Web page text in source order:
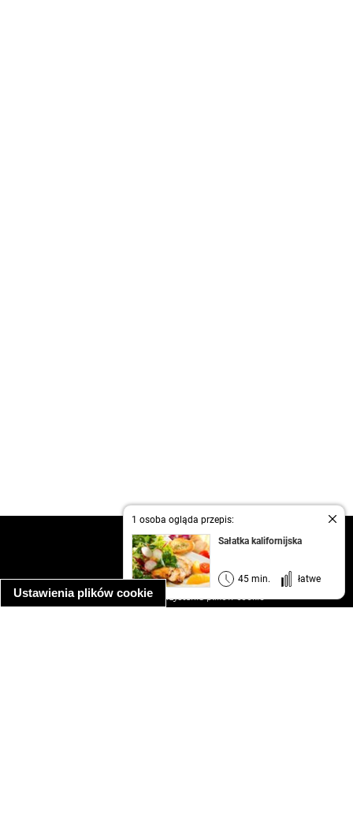
Ustawienia plików cookie
1 osoba ogląda przepis:
Sałatka kalifornijska
45 min. łatwe
kontakt
regulamin
informacja o prywatności
informacja o wykorzystaniu plików cookie